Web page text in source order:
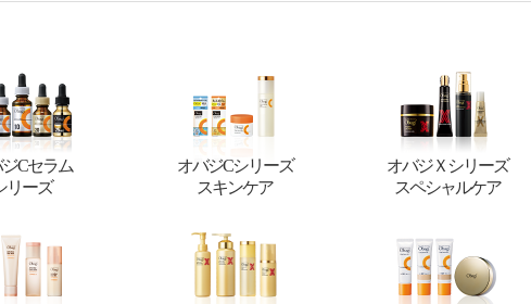
Cセラム
リーズ
オバジCシリーズ
スキンケア
オバジＸシリーズ
スペシャルケア